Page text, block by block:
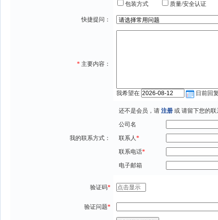
包装方式
质量/安全认证
快捷提问：
* 主要内容：
我希望在 日前回
我的联系方式：
还不是会员，请 注册 或 请留下您的
公司名
联系人*
联系电话*
电子邮箱
验证码*
验证问题*